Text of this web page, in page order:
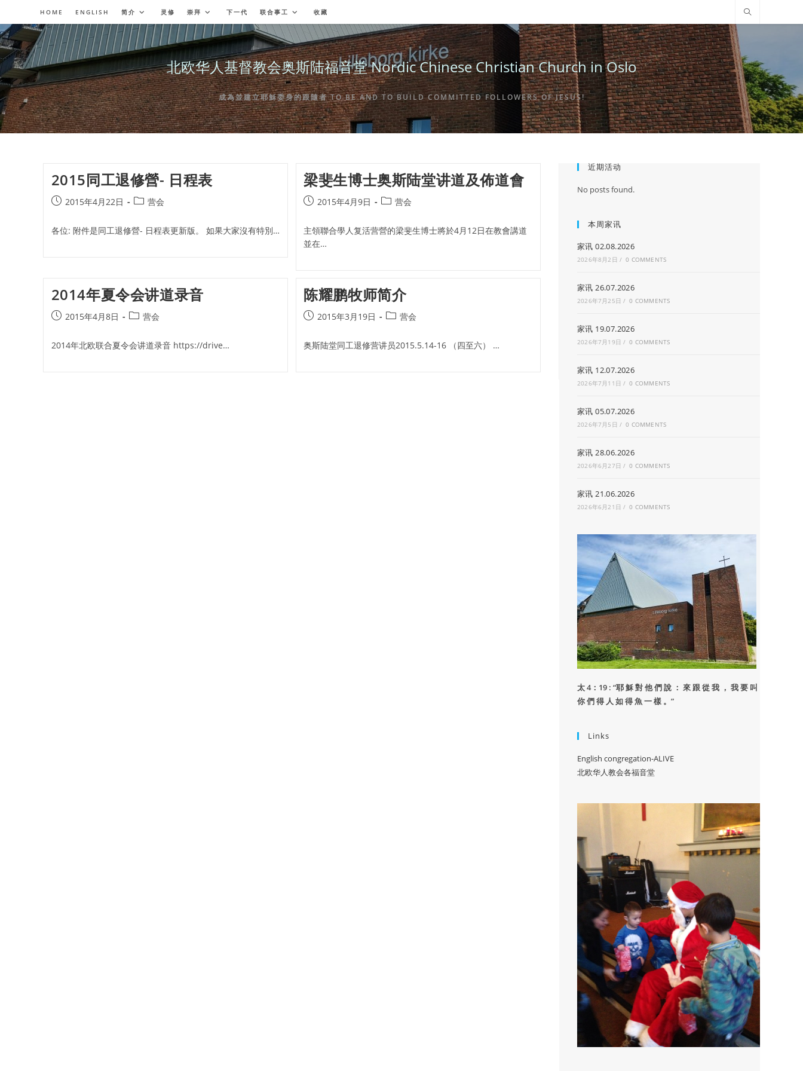
to
content
HOME ENGLISH 简介 灵修 崇拜 下一代 联合事工 收藏
北欧华人基督教会奥斯陆福音堂 Nordic Chinese Christian Church in Oslo
成為並建立耶穌委身的跟隨者 TO BE AND TO BUILD COMMITTED FOLLOWERS OF JESUS!
2015同工退修營- 日程表
Post2015年4月22日
Post营会
各位: 附件是同工退修營- 日程表更新版。 如果大家沒有特別…
梁斐生博士奥斯陆堂讲道及佈道會
Post2015年4月9日
Post营会
主領聯合學人复活营營的梁斐生博士將於4月12日在教會講道
並在…
2014年夏令会讲道录音
Post2015年4月8日
Post营会
2014年北欧联合夏令会讲道录音 https://drive…
陈耀鹏牧师简介
Post2015年3月19日
Post营会
奥斯陆堂同工退修营讲员2015.5.14-16 （四至六） …
近期活动
No posts found.
本周家讯
家讯 02.08.2026
2026年8月2日 / 0 COMMENTS
家讯 26.07.2026
2026年7月25日 / 0 COMMENTS
家讯 19.07.2026
2026年7月19日 / 0 COMMENTS
家讯 12.07.2026
2026年7月11日 / 0 COMMENTS
家讯 05.07.2026
2026年7月5日 / 0 COMMENTS
家讯 28.06.2026
2026年6月27日 / 0 COMMENTS
家讯 21.06.2026
2026年6月21日 / 0 COMMENTS
太 4：19 : “耶 穌 對 他 們 說 ： 來 跟 從 我 ， 我 要 叫
你 們 得 人 如 得 魚 一 樣 。”
Links
English congregation-ALIVE
北欧华人教会各福音堂